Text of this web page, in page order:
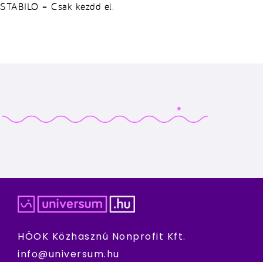
STABILO – Csak kezdd el.
HÖOK Közhasznú Nonprofit Kft.
info@universum.hu